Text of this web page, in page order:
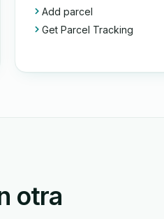
Add parcel
Get Parcel Tracking
otra